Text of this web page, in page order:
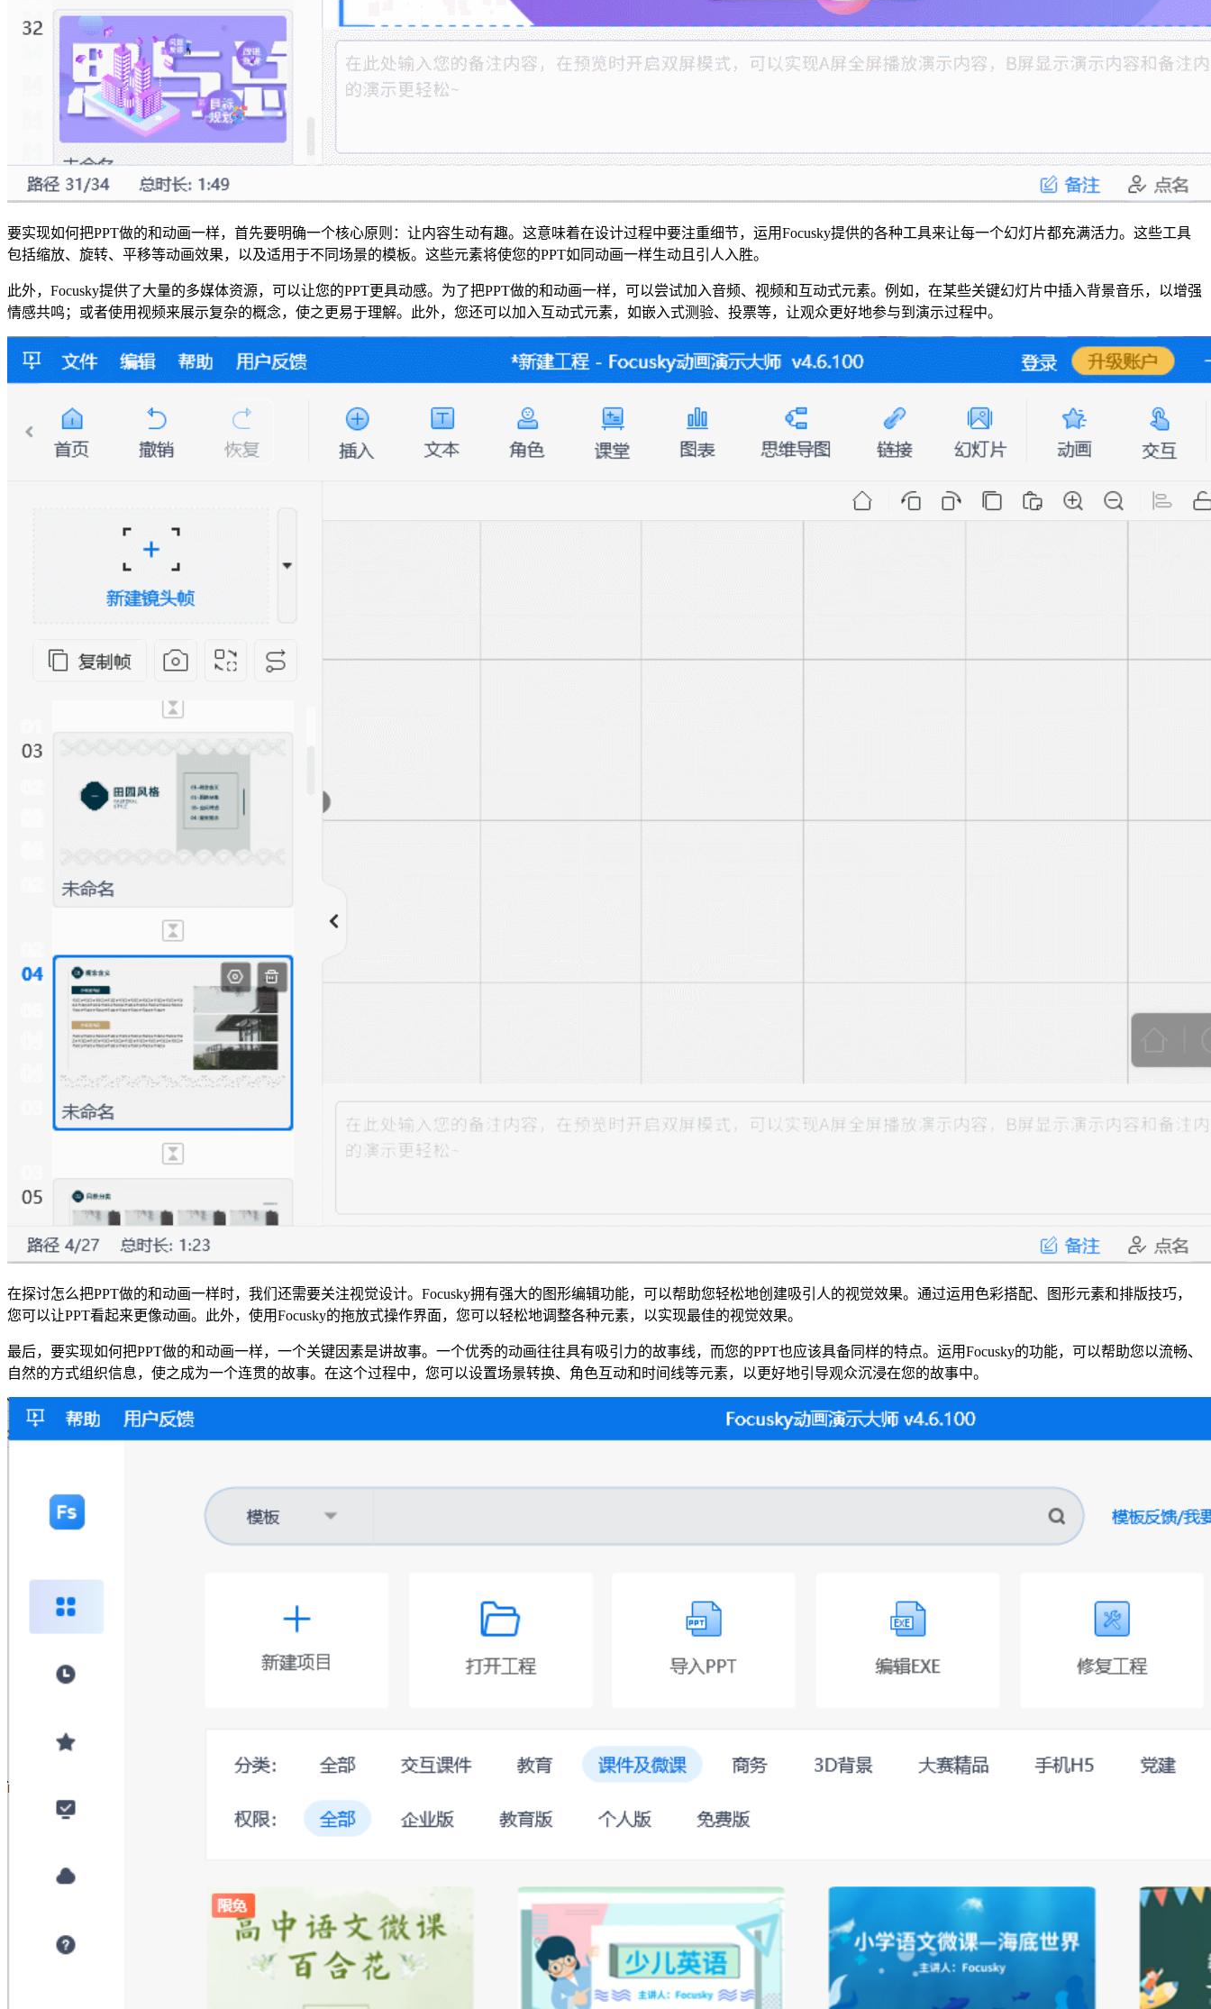
要实现如何把PPT做的和动画一样，首先要明确一个核心原则：让内容生动有趣。这意味着在设计过程中要注重细节，运用Focusky提供的各种工具来让每一个幻灯片都充满活力。这些工具
包括缩放、旋转、平移等动画效果，以及适用于不同场景的模板。这些元素将使您的PPT如同动画一样生动且引人入胜。
此外，Focusky提供了大量的多媒体资源，可以让您的PPT更具动感。为了把PPT做的和动画一样，可以尝试加入音频、视频和互动式元素。例如，在某些关键幻灯片中插入背景音乐，以增强
情感共鸣；或者使用视频来展示复杂的概念，使之更易于理解。此外，您还可以加入互动式元素，如嵌入式测验、投票等，让观众更好地参与到演示过程中。
在探讨怎么把PPT做的和动画一样时，我们还需要关注视觉设计。Focusky拥有强大的图形编辑功能，可以帮助您轻松地创建吸引人的视觉效果。通过运用色彩搭配、图形元素和排版技巧，
您可以让PPT看起来更像动画。此外，使用Focusky的拖放式操作界面，您可以轻松地调整各种元素，以实现最佳的视觉效果。
最后，要实现如何把PPT做的和动画一样，一个关键因素是讲故事。一个优秀的动画往往具有吸引力的故事线，而您的PPT也应该具备同样的特点。运用Focusky的功能，可以帮助您以流畅、
自然的方式组织信息，使之成为一个连贯的故事。在这个过程中，您可以设置场景转换、角色互动和时间线等元素，以更好地引导观众沉浸在您的故事中。